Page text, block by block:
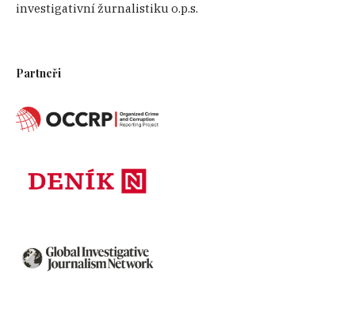
investigativní žurnalistiku o.p.s.
Partneři